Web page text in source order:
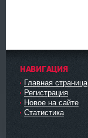
НАВИГАЦИЯ
Главная страница
Регистрация
Новое на сайте
Статистика